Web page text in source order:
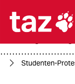

Studenten-